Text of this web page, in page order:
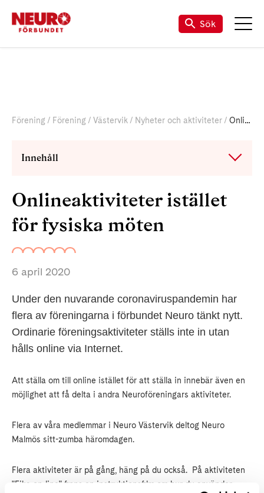
Sök
Förening Förening Västervik Nyheter och aktiviteter Onlineaktiviteter istället för fysiska möten
Innehåll
Onlineaktiviteter istället
för fysiska möten
6 april 2020
Under den nuvarande coronaviruspandemin har
flera av föreningarna i förbundet Neuro tänkt nytt.
Ordinarie föreningsaktiviteter ställs inte in utan
hålls online via Internet.
Att ställa om till online istället för att ställa in innebär även en
möjlighet att få delta i andra Neuroföreningars aktiviteter.
Flera av våra medlemmar i Neuro Västervik deltog Neuro
Malmös sitt-zumba häromdagen.
Flera aktiviteter är på gång, häng på du också. På aktiviteten
"Fika on-line" finns en instruktionsfilm om hur du använder